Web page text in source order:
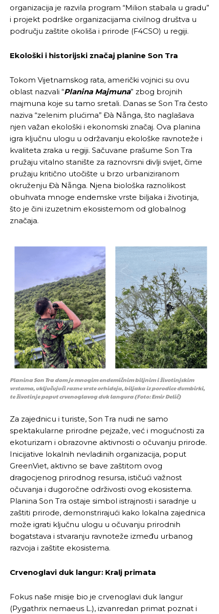
organizacija je razvila program “Milion stabala u gradu”
i projekt podrške organizacijama civilnog društva u
području zaštite okoliša i prirode (F4CSO) u regiji.
Ekološki i historijski značaj planine Son Tra
Tokom Vijetnamskog rata, američki vojnici su ovu
oblast nazvali “Planina Majmuna” zbog brojnih
majmuna koje su tamo sretali. Danas se Son Tra često
naziva “zelenim plućima” Đà Nẵnga, što naglašava
njen važan ekološki i ekonomski značaj. Ova planina
igra ključnu ulogu u održavanju ekološke ravnoteže i
kvaliteta zraka u regiji. Sačuvane prašume Son Tra
pružaju vitalno stanište za raznovrsni divlji svijet, čime
pružaju kritično utočište u brzo urbaniziranom
okruženju Đà Nẵnga. Njena biološka raznolikost
obuhvata mnoge endemske vrste biljaka i životinja,
što je čini izuzetnim ekosistemom od globalnog
značaja.
Planina Son Tra dom je mnogim endemičnim biljnim i životinjskim
vrstama, uključujući razne vrste orhideja, biljaka iz porodice đumbirki,
te životinje poput crvenoglavog duk langura (Foto: Emir Delić)
Za zajednicu i turiste, Son Tra nudi ne samo
spektakularne prirodne pejzaže, već i mogućnosti za
ekoturizam i obrazovne aktivnosti o očuvanju prirode.
Inicijative lokalnih nevladinih organizacija, poput
GreenViet, aktivno se bave zaštitom ovog
dragocjenog prirodnog resursa, ističući važnost
očuvanja i dugoročne održivosti ovog ekosistema.
Planina Son Tra ostaje simbol istrajnosti i saradnje u
zaštiti prirode, demonstrirajući kako lokalna zajednica
može igrati ključnu ulogu u očuvanju prirodnih
bogatstava i stvaranju ravnoteže između urbanog
razvoja i zaštite ekosistema.
Crvenoglavi duk langur: Kralj primata
Fokus naše misije bio je crvenoglavi duk langur
(Pygathrix nemaeus L.), izvanredan primat poznat i